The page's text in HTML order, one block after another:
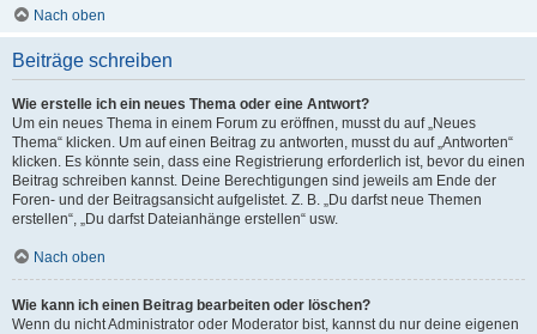
Nach oben
Beiträge schreiben
Wie erstelle ich ein neues Thema oder eine Antwort?
Um ein neues Thema in einem Forum zu eröffnen, musst du auf „Neues
Thema“ klicken. Um auf einen Beitrag zu antworten, musst du auf „Antworten“
klicken. Es könnte sein, dass eine Registrierung erforderlich ist, bevor du einen
Beitrag schreiben kannst. Deine Berechtigungen sind jeweils am Ende der
Foren- und der Beitragsansicht aufgelistet. Z. B. „Du darfst neue Themen
erstellen“, „Du darfst Dateianhänge erstellen“ usw.
Nach oben
Wie kann ich einen Beitrag bearbeiten oder löschen?
Wenn du nicht Administrator oder Moderator bist, kannst du nur deine eigenen